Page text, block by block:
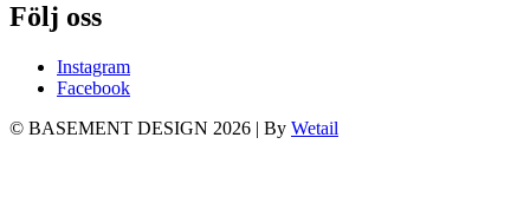
Följ oss
Instagram
Facebook
© BASEMENT DESIGN 2026 | By Wetail